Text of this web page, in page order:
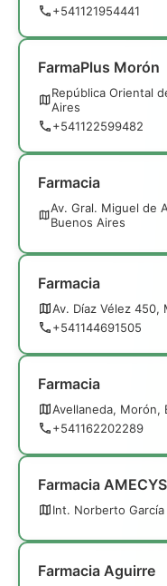
+541121954441
FarmaPlus Morón
República Oriental
Aires
+541122599482
Farmacia
Av. Gral. Miguel de
Buenos Aires
Farmacia
Av. Díaz Vélez 450,
+541144691505
Farmacia
Avellaneda, Morón,
+541162202289
Farmacia AMECYS
Int. Norberto
Farmacia Aguirre